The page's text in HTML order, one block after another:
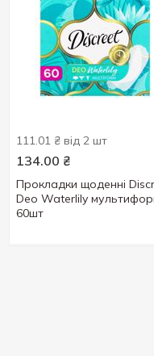
111.01 ₴ від 2 шт
134.00 ₴
Прокладки щоденні
Deo Waterlily
60шт